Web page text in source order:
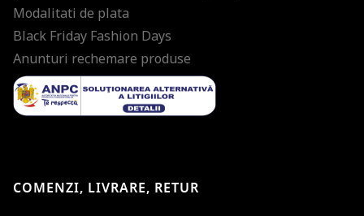
Modalitati de plata
Black Friday Fashion Days
Anunturi rechemare produse
COMENZI, LIVRARE, RETUR